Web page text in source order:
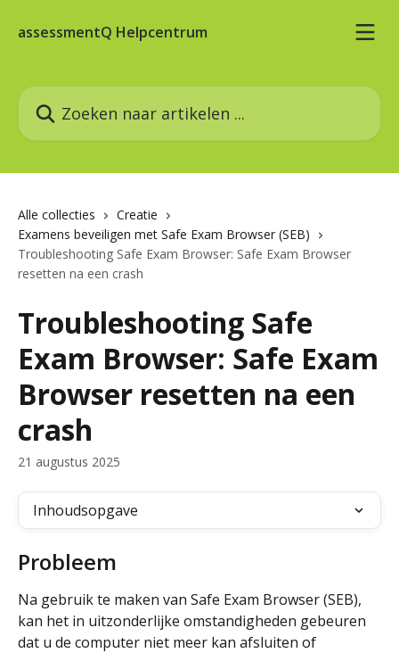
assessmentQ Helpcentrum
Zoeken naar artikelen ...
Alle collecties
Creatie
Examens beveiligen met Safe Exam Browser (SEB)
Troubleshooting Safe Exam Browser: Safe Exam Browser
resetten na een crash
Troubleshooting Safe
Exam Browser: Safe Exam
Browser resetten na een
crash
21 augustus 2025
Inhoudsopgave
Probleem
Na gebruik te maken van Safe Exam Browser (SEB),
kan het in uitzonderlijke omstandigheden gebeuren
dat u de computer niet meer kan afsluiten of